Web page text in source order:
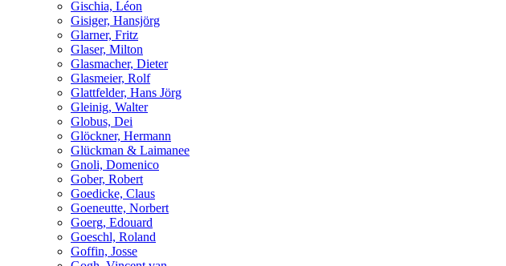
Gischia, Léon
Gisiger, Hansjörg
Glarner, Fritz
Glaser, Milton
Glasmacher, Dieter
Glasmeier, Rolf
Glattfelder, Hans Jörg
Gleinig, Walter
Globus, Dei
Glöckner, Hermann
Glückman & Laimanee
Gnoli, Domenico
Gober, Robert
Goedicke, Claus
Goeneutte, Norbert
Goerg, Edouard
Goeschl, Roland
Goffin, Josse